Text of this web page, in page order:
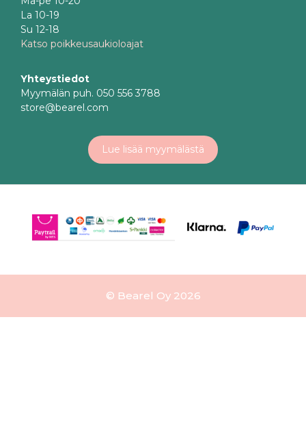
La 10-19
Su 12-18
Katso poikkeusaukioloajat
Yhteystiedot
Myymälän puh. 050 556 3788
store@bearel.com
Lue lisää myymälästä
© Bearel Oy 2026